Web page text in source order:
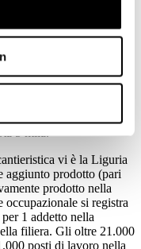
cantieristica sono
(con il 33% delle
il 23% di quelle totali.
nautico, cioè di tutta la
vi è una ripartizione
tutte e tre le macro aree
5 mila.
vi è la Liguria
aggiunto prodotto (pari
prodotto nella
occupazionale si registra
1 addetto nella
filiera. Gli oltre 21.000
posti di lavoro nella